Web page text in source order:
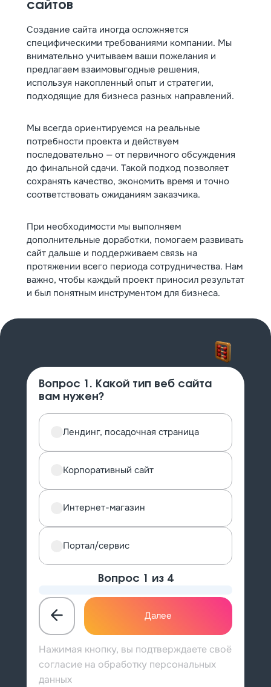
сайтов
Создание сайта иногда осложняется
специфическими требованиями компании. Мы
внимательно учитываем ваши пожелания и
предлагаем взаимовыгодные решения,
используя накопленный опыт и стратегии,
подходящие для бизнеса разных направлений.
Мы всегда ориентируемся на реальные
потребности проекта и действуем
последовательно — от первичного обсуждения
до финальной сдачи. Такой подход позволяет
сохранять качество, экономить время и точно
соответствовать ожиданиям заказчика.
При необходимости мы выполняем
дополнительные доработки, помогаем развивать
сайт дальше и поддерживаем связь на
протяжении всего периода сотрудничества. Нам
важно, чтобы каждый проект приносил результат
и был понятным инструментом для бизнеса.
Вопрос 1. Какой тип веб сайта
вам нужен?
Лендинг, посадочная страница
Корпоративный сайт
Интернет-магазин
Портал/сервис
Вопрос 1 из 4
Далее
Нажимая кнопку, вы подтверждаете своё
согласие на обработку персональных
данных